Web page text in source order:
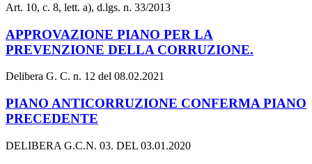
Art. 10, c. 8, lett. a), d.lgs. n. 33/2013
APPROVAZIONE PIANO PER LA
PREVENZIONE DELLA CORRUZIONE.
Delibera G. C. n. 12 del 08.02.2021
PIANO ANTICORRUZIONE CONFERMA PIANO
PRECEDENTE
DELIBERA G.C.N. 03. DEL 03.01.2020